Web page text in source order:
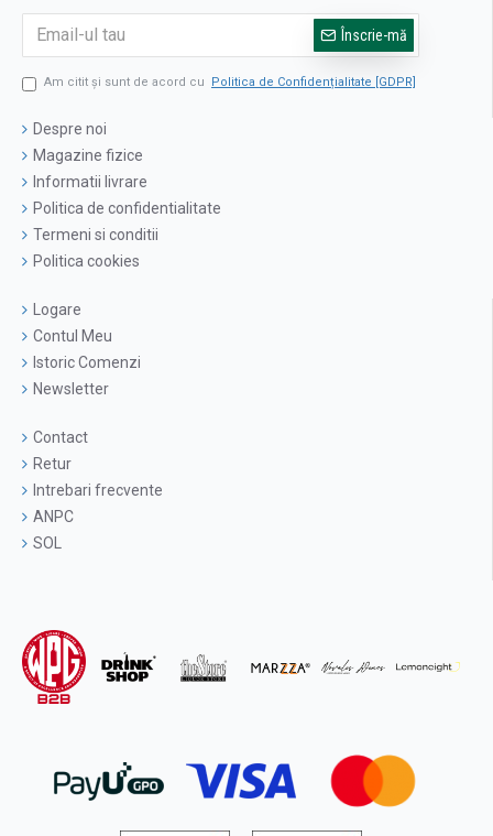
Înscrie-mă
Am citit şi sunt de acord cu Politica de Confidențialitate [GDPR]
Despre noi
Magazine fizice
Informatii livrare
Politica de confidentialitate
Termeni si conditii
Politica cookies
Logare
Contul Meu
Istoric Comenzi
Newsletter
Contact
Retur
Intrebari frecvente
ANPC
SOL